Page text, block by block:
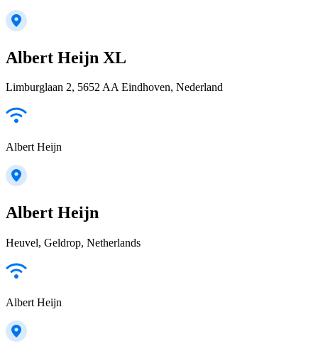
Albert Heijn XL
Limburglaan 2, 5652 AA Eindhoven, Nederland
Albert Heijn
Albert Heijn
Heuvel, Geldrop, Netherlands
Albert Heijn